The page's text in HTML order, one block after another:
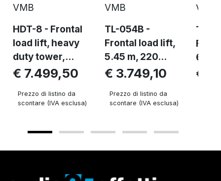
VMB
HDT-8 - Frontal
load lift, heavy
duty tower,...
€ 7.499,50
Prezzo di listino da
scontare (IVA esclusa)
VMB
TL-054B -
Frontal load lift,
5.45 m, 220...
€ 3.749,10
Prezzo di listino da
scontare (IVA esclusa)
VMB
TL-
€